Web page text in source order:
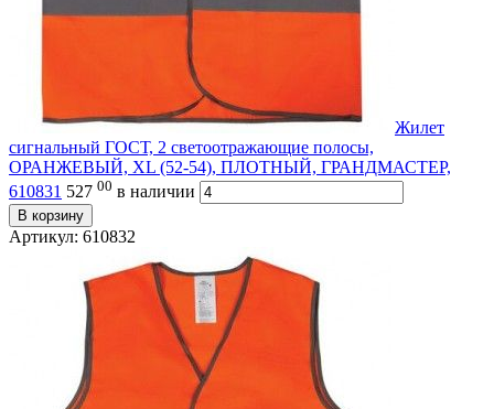
Жилет
сигнальный ГОСТ, 2 светоотражающие полосы,
ОРАНЖЕВЫЙ, XL (52-54), ПЛОТНЫЙ, ГРАНДМАСТЕР,
610831 527 00 в наличии
В корзину
Артикул: 610832